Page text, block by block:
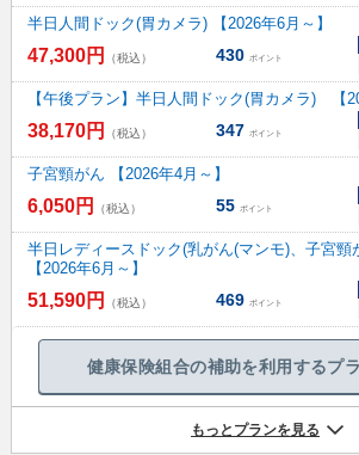
半日人間ドック(胃カメラ) 【2026年6月～】
47,300円 （税込） 430 ポイント
【午後プラン】半日人間ドック(胃カメラ) 【
38,170円 （税込） 347 ポイント
子宮頸がん 【2026年4月～】
6,050円 （税込） 55 ポイント
半日レディースドック(乳がん(マンモ)、子宮頸
【2026年6月～】
51,590円 （税込） 469 ポイント
健康保険組合の補助を利用するプ
もっとプランを見る